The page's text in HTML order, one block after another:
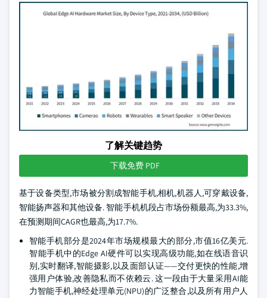
了解关键趋势
下载免费 PDF
基于设备类型,市场被分割成智能手机,相机,机器人,可穿戴设备,
智能扬声器和其他设备. 智能手机机段占市场份额最高,为33.3%,
在预测期间CAGR也最高,为17.7%.
智能手机部分是2024年市场规模最大的部分,市值16亿美元.
智能手机中的Edge AI硬件可以实现高级功能,如在线语音识
别,实时翻译,智能摄影,以及面部认证——交付更快的性能,增
强用户体验,改善隐私而不依赖云. 这一段由于大量采用AI能
力智能手机,神经处理单元(NPU)的广泛整合,以及所有用户人